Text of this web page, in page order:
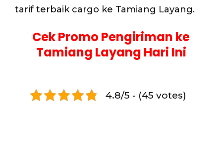
tarif terbaik cargo ke Tamiang Layang.
Cek Promo Pengiriman ke
Tamiang Layang Hari Ini
4.8/5 - (45 votes)